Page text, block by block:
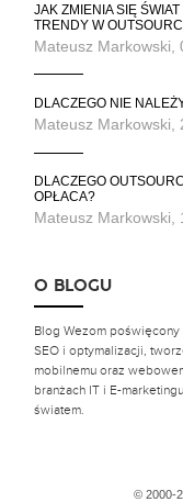
JAK ZMIENIA SIĘ
TRENDY W
Mateusz Markowski,
DLACZEGO NIE
Mateusz Markowski,
DLACZEGO
OPŁACA?
Mateusz Markowski,
O BLOGU
Blog Wezom
SEO i optymalizacji,
mobilnemu oraz
branżach IT i E-
światem.
© 2000-